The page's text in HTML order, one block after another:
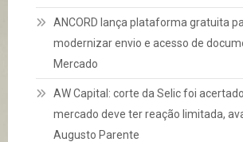
ANCORD lança plataforma gratuita
modernizar envio e acesso de
Mercado
AW Capital: corte da Selic foi
mercado deve ter reação limitada,
Augusto Parente